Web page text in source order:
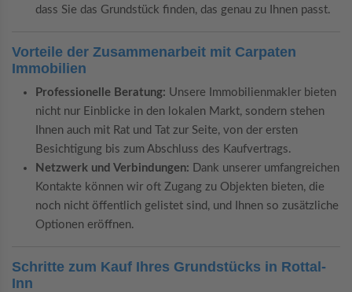
dass Sie das Grundstück finden, das genau zu Ihnen passt.
Vorteile der Zusammenarbeit mit Carpaten
Immobilien
Professionelle Beratung: Unsere Immobilienmakler bieten
nicht nur Einblicke in den lokalen Markt, sondern stehen
Ihnen auch mit Rat und Tat zur Seite, von der ersten
Besichtigung bis zum Abschluss des Kaufvertrags.
Netzwerk und Verbindungen: Dank unserer umfangreichen
Kontakte können wir oft Zugang zu Objekten bieten, die
noch nicht öffentlich gelistet sind, und Ihnen so zusätzliche
Optionen eröffnen.
Schritte zum Kauf Ihres Grundstücks in Rottal-
Inn